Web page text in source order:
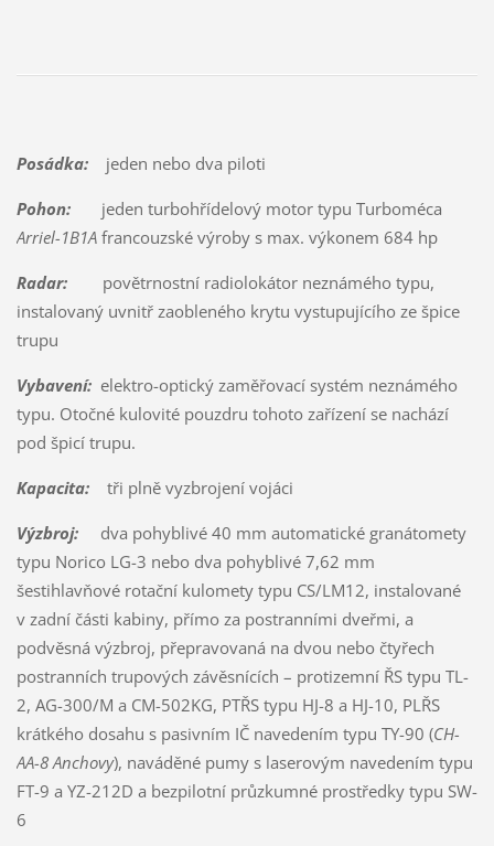
Posádka:jeden nebo dva piloti
Pohon:jeden turbohřídelový motor typu Turboméca
Arriel-1B1Afrancouzské výroby s max. výkonem 684 hp
Radar:povětrnostní radiolokátor neznámého typu,
instalovaný uvnitř zaobleného krytu vystupujícího ze špice
trupu
Vybavení:elektro-optický zaměřovací systém neznámého
typu. Otočné kulovité pouzdru tohoto zařízení se nachází
pod špicí trupu.
Kapacita:tři plně vyzbrojení vojáci
Výzbroj:dva pohyblivé 40 mm automatické granátomety
typu Norico LG-3 nebo dva pohyblivé 7,62 mm
šestihlavňové rotační kulomety typu CS/LM12, instalované
v zadní části kabiny, přímo za postranními dveřmi, a
podvěsná výzbroj, přepravovaná na dvou nebo čtyřech
postranních trupových závěsnících – protizemní ŘS typu TL-
2, AG-300/M a CM-502KG, PTŘS typu HJ-8 a HJ-10, PLŘS
krátkého dosahu s pasivním IČ navedením typu TY-90 (CH-
AA-8 Anchovy), naváděné pumy s laserovým navedením typu
FT-9 a YZ-212D a bezpilotní průzkumné prostředky typu SW-
6